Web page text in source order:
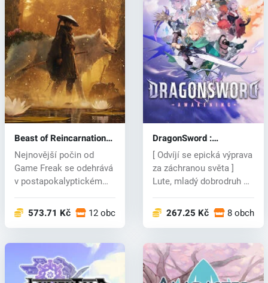
Beast of Reincarnation
(PC) key
Nejnovější počin od
Game Freak se odehrává
v postapokalyptickém
573.71 Kč 12 obchodech
DragonSword :
Awakening (PC) key
[ Odvíjí se epická výprava
za záchranou světa ]
Lute, mladý dobrodruh na
267.25 Kč 8